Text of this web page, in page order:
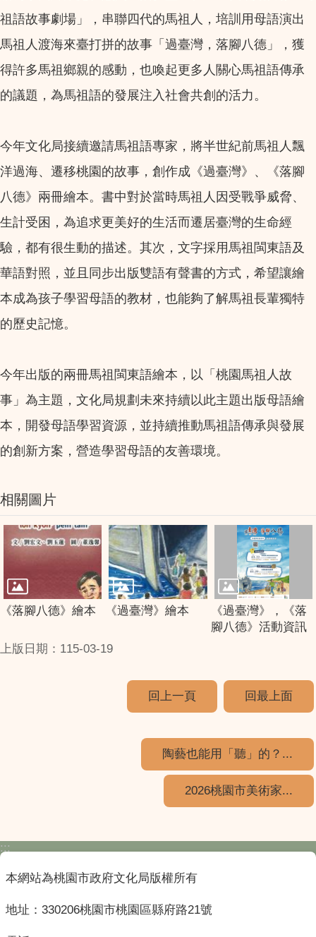
祖語故事劇場」，串聯四代的馬祖人，培訓用母語演出
馬祖人渡海來臺打拼的故事「過臺灣，落腳八德」，獲
得許多馬祖鄉親的感動，也喚起更多人關心馬祖語傳承
的議題，為馬祖語的發展注入社會共創的活力。
今年文化局接續邀請馬祖語專家，將半世紀前馬祖人飄
洋過海、遷移桃園的故事，創作成《過臺灣》、《落腳
八德》兩冊繪本。書中對於當時馬祖人因受戰爭威脅、
生計受困，為追求更美好的生活而遷居臺灣的生命經
驗，都有很生動的描述。其次，文字採用馬祖閩東語及
華語對照，並且同步出版雙語有聲書的方式，希望讓繪
本成為孩子學習母語的教材，也能夠了解馬祖長輩獨特
的歷史記憶。
今年出版的兩冊馬祖閩東語繪本，以「桃園馬祖人故
事」為主題，文化局規劃未來持續以此主題出版母語繪
本，開發母語學習資源，並持續推動馬祖語傳承與發展
的創新方案，營造學習母語的友善環境。
相關圖片
《落腳八德》繪本 《過臺灣》繪本
《過臺灣》，《落
腳八德》活動資訊
上版日期：115-03-19
回上一頁 回最上面
陶藝也能用「聽」的？...
2026桃園市美術家...
:::
本網站為桃園市政府文化局版權所有
地址：330206桃園市桃園區縣府路21號